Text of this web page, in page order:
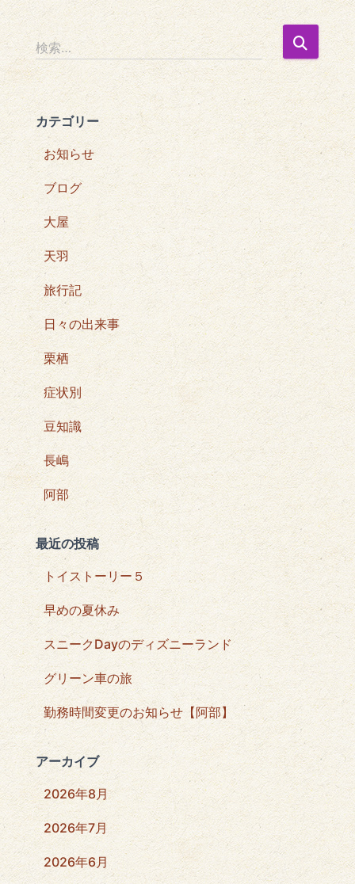
検
索
:
検索…
カテゴリー
お知らせ
ブログ
大屋
天羽
旅行記
日々の出来事
栗栖
症状別
豆知識
長嶋
阿部
最近の投稿
トイストーリー５
早めの夏休み
スニークDayのディズニーランド
グリーン車の旅
勤務時間変更のお知らせ【阿部】
アーカイブ
2026年8月
2026年7月
2026年6月